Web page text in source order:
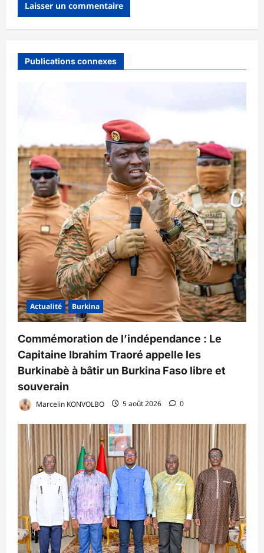
Publications connexes
Actualité Burkina
Commémoration de l’indépendance : Le
Capitaine Ibrahim Traoré appelle les
Burkinabè à bâtir un Burkina Faso libre et
souverain
Marcelin KONVOLBO 5 août 2026 0